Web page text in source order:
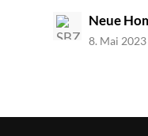
Neue
8. Mai